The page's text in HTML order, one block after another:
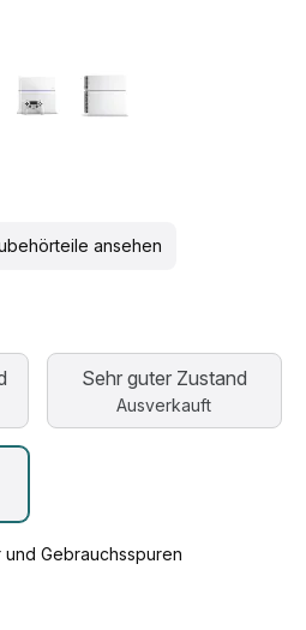
ansehen
Sehr guter Zustand
Ausverkauft
und Gebrauchsspuren